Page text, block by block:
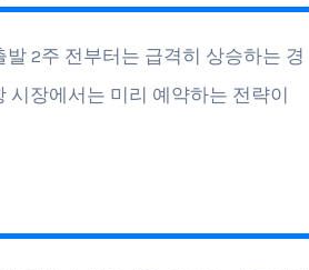
2주 전부터는 급격히 상승하는 경
장에서는 미리 예약하는 전략이